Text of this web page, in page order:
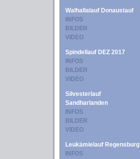
Walhallalauf Donaustauf
INFOS
BILDER
VIDEO
Spindellauf DEZ 2017
INFOS
BILDER
VIDEO
Silvesterlauf
Sandharlanden
INFOS
BILDER
VIDEO
Leukämielauf Regensburg
INFOS